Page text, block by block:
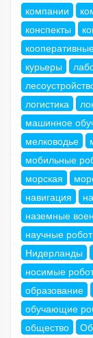
компании
конспекты
курьеры
логистика
машинное
мелководье
мобильные
морская
навигация
наземные
научные
Нидерланды
носимые
образование
обучающие
общество